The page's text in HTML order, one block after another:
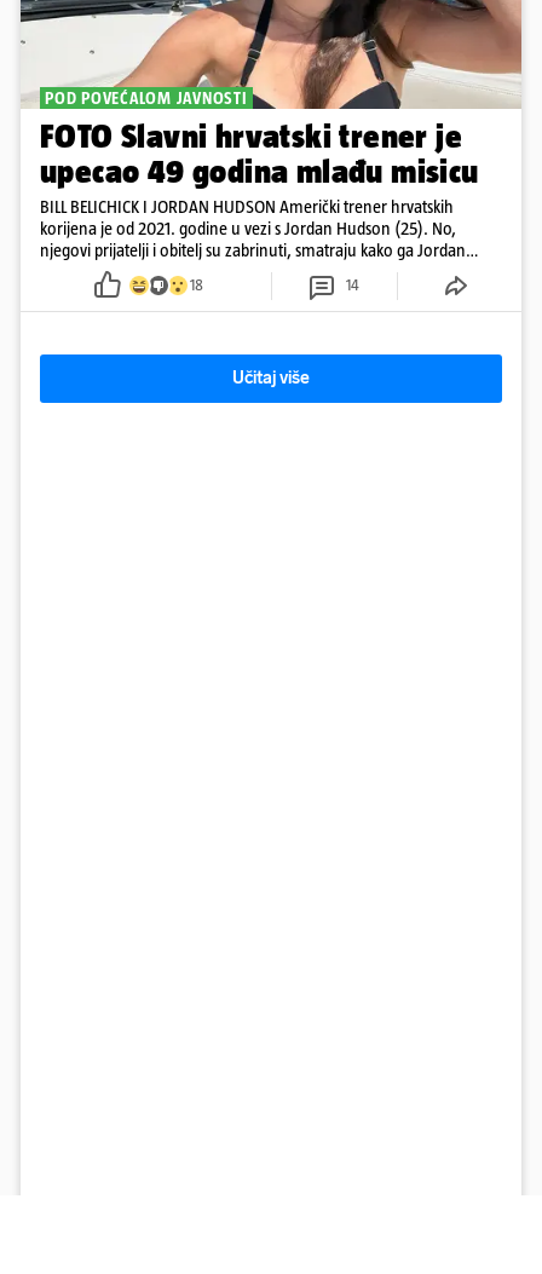
POD POVEĆALOM JAVNOSTI
FOTO Slavni hrvatski trener je
upecao 49 godina mlađu misicu
BILL BELICHICK I JORDAN HUDSON Američki trener hrvatskih
korijena je od 2021. godine u vezi s Jordan Hudson (25). No,
njegovi prijatelji i obitelj su zabrinuti, smatraju kako ga Jordan
kontrolira
18 14
Učitaj više